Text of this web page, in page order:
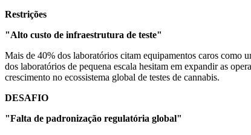
Restrições
"Alto custo de infraestrutura de teste"
Mais de 40% dos laboratórios citam equipamentos caros como
dos laboratórios de pequena escala hesitam em expandir as
crescimento no ecossistema global de testes de cannabis.
DESAFIO
"Falta de padronização regulatória global"